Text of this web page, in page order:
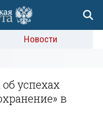
Новости
успехах
в